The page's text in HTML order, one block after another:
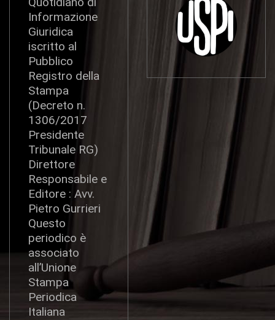
Informazione
Giuridica
iscritto al
Pubblico
Registro della
Stampa
(Decreto n.
1306/2017
Presidente
Tribunale RG)
Direttore
Responsabile e
Editore : Avv.
Pietro Gurrieri
Questo
periodico è
associato
all’Unione
Stampa
Periodica
Italiana